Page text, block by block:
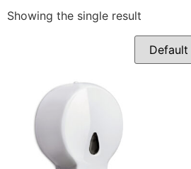
Showing the single result